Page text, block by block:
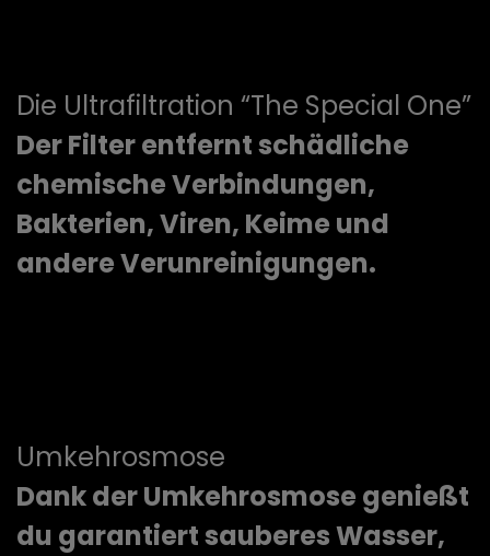
Die Ultrafiltration “The Special One”
Der Filter entfernt schädliche
chemische Verbindungen,
Bakterien, Viren, Keime und
andere Verunreinigungen.
Umkehrosmose
Dank der Umkehrosmose genießt
du garantiert sauberes Wasser,